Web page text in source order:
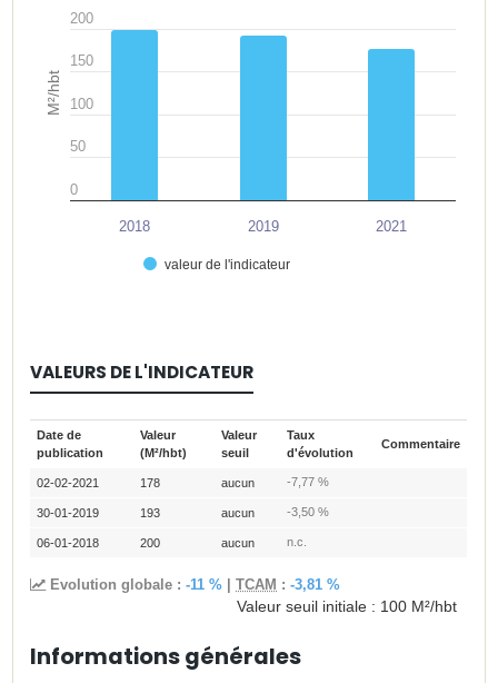
M²/hbt
2018 2019 2021
valeur de l'indicateur
0
50
100
150
200
VALEURS DE L'INDICATEUR
Date de
publication
Valeur
(M²/hbt)
Valeur
seuil
Taux
d'évolution
Commentaire
02-02-2021 178 aucun -7,77 %
30-01-2019 193 aucun -3,50 %
06-01-2018 200 aucun n.c.
Evolution globale :-11 % |TCAM :-3,81 %
Valeur seuil initiale : 100 M²/hbt
Informations générales